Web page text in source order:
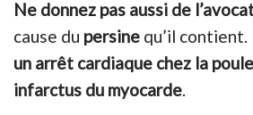
Ne donnez pas aussi de
cause du persine qu’il contient.
un arrêt cardiaque chez la poule
infarctus du myocarde.